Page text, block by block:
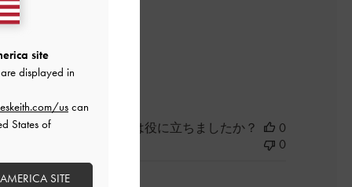
このレビューは役に立ちましたか？
0
0
site
displayed in
uscan
States of
SITE